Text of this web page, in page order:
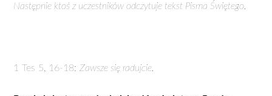
Następnie ktoś z uczestników odczytuje tekst Pisma Świętego.
1 Tes 5, 16-18: Zawsze się radujcie.